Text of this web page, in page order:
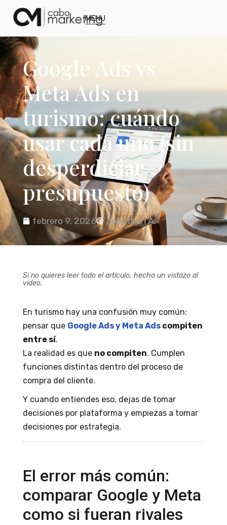
MENU
Google Ads vs
Meta Ads en
turismo: cuándo
usar cada uno (sin
desperdiciar
presupuesto)
febrero 9, 2026 Jonathan A.
Si no quieres leer todo el artículo, hecha un vistazo al
video.
En turismo hay una confusión muy común:
pensar que Google Ads y Meta Adscompiten
entre sí.
La realidad es que no compiten. Cumplen
funciones distintas dentro del proceso de
compra del cliente.
Y cuando entiendes eso, dejas de tomar
decisiones por plataforma y empiezas a tomar
decisiones por estrategia.
El error más común:
comparar Google y Meta
como si fueran rivales